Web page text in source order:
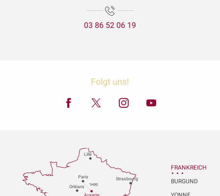
03 86 52 06 19
Folgt uns!
Paris
Orléans
Auxerre
Strasbourg
Lille
1H30
FRANKREICH
BURGUND